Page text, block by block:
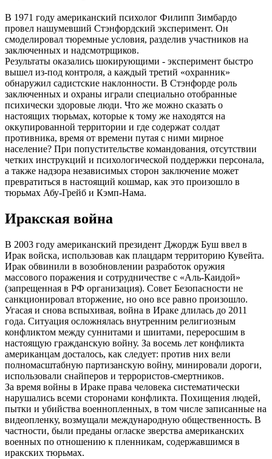
В 1971 году американский психолог Филипп Зимбардо
провел нашумевший Стэнфордский эксперимент. Он
смоделировал тюремные условия, разделив участников на
заключенных и надсмотрщиков.
Результаты оказались шокирующими - эксперимент быстро
вышел из-под контроля, а каждый третий «охранник»
обнаружил садистские наклонности. В Стэнфорде роль
заключенных и охраны играли специально отобранные
психически здоровые люди. Что же можно сказать о
настоящих тюрьмах, которые к тому же находятся на
оккупированной территории и где содержат солдат
противника, время от времени путая с ними мирное
население? При попустительстве командования, отсутствии
четких инструкций и психологической поддержки персонала,
а также надзора независимых сторон заключение может
превратиться в настоящий кошмар, как это произошло в
тюрьмах Абу-Грейб и Кэмп-Нама.
Иракская война
В 2003 году американский президент Джордж Буш ввел в
Ирак войска, использовав как плацдарм территорию Кувейта.
Ирак обвинили в возобновлении разработок оружия
массового поражения и сотрудничестве с «Аль-Каидой»
(запрещенная в РФ организация). Совет Безопасности не
санкционировал вторжение, но оно все равно произошло.
Угасая и снова вспыхивая, война в Ираке длилась до 2011
года. Ситуация осложнялась внутренним религиозным
конфликтом между суннитами и шиитами, переросшим в
настоящую гражданскую войну. За восемь лет конфликта
американцам досталось, как следует: против них вели
полномасштабную партизанскую войну, минировали дороги,
использовали снайперов и террористов-смертников.
За время войны в Ираке права человека систематически
нарушались всеми сторонами конфликта. Похищения людей,
пытки и убийства военнопленных, в том числе записанные на
видеопленку, возмущали международную общественность. В
частности, были преданы огласке зверства американских
военных по отношению к пленникам, содержавшимся в
иракских тюрьмах.